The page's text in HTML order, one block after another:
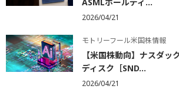
2026/04/21
モトリーフール米国株情報
【米国株動向】ナスダ
ディスク［SND...
2026/04/21